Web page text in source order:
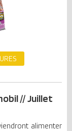
// Juillet
alimenter